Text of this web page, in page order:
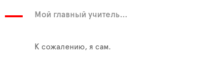
Мой главный учитель...
К сожалению, я сам.